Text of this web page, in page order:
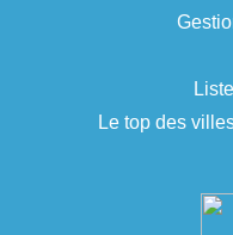
Le top des